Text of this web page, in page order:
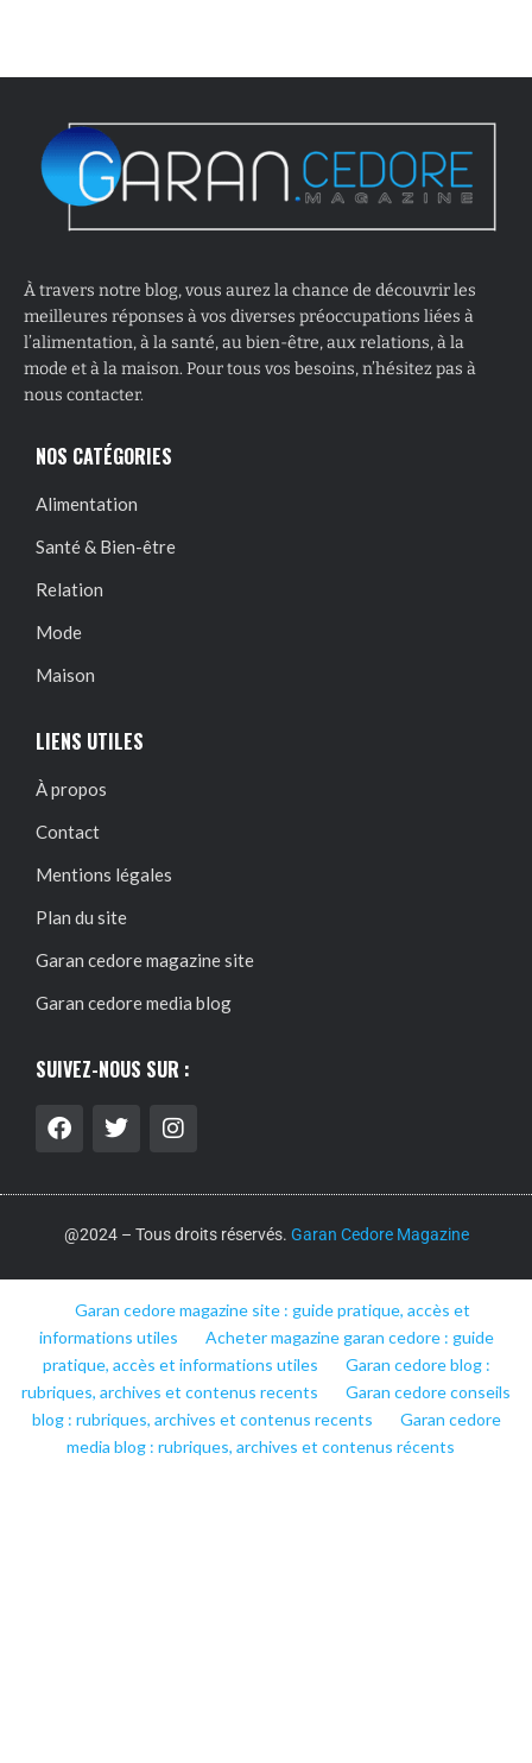
À travers notre blog, vous aurez la chance de découvrir les
meilleures réponses à vos diverses préoccupations liées à
l’alimentation, à la santé, au bien-être, aux relations, à la
mode et à la maison. Pour tous vos besoins, n’hésitez pas à
nous contacter.
NOS CATÉGORIES
Alimentation
Santé & Bien-être
Relation
Mode
Maison
LIENS UTILES
À propos
Contact
Mentions légales
Plan du site
Garan cedore magazine site
Garan cedore media blog
SUIVEZ-NOUS SUR :
@2024 – Tous droits réservés. Garan Cedore Magazine
Garan cedore magazine site : guide pratique, accès et
informations utiles
Acheter magazine garan cedore : guide
pratique, accès et informations utiles
Garan cedore blog :
rubriques, archives et contenus recents
Garan cedore conseils
blog : rubriques, archives et contenus recents
Garan cedore
media blog : rubriques, archives et contenus récents